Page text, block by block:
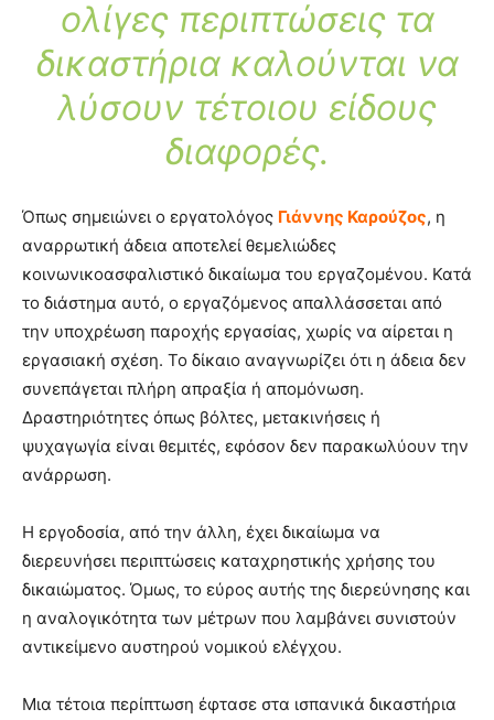
ολίγες περιπτώσεις τα
δικαστήρια καλούνται να
λύσουν τέτοιου είδους
διαφορές.
Όπως σημειώνει ο εργατολόγος Γιάννης Καρούζος, η
αναρρωτική άδεια αποτελεί θεμελιώδες
κοινωνικοασφαλιστικό δικαίωμα του εργαζομένου. Κατά
το διάστημα αυτό, ο εργαζόμενος απαλλάσσεται από
την υποχρέωση παροχής εργασίας, χωρίς να αίρεται η
εργασιακή σχέση. Το δίκαιο αναγνωρίζει ότι η άδεια δεν
συνεπάγεται πλήρη απραξία ή απομόνωση.
Δραστηριότητες όπως βόλτες, μετακινήσεις ή
ψυχαγωγία είναι θεμιτές, εφόσον δεν παρακωλύουν την
ανάρρωση.
Η εργοδοσία, από την άλλη, έχει δικαίωμα να
διερευνήσει περιπτώσεις καταχρηστικής χρήσης του
δικαιώματος. Όμως, το εύρος αυτής της διερεύνησης και
η αναλογικότητα των μέτρων που λαμβάνει συνιστούν
αντικείμενο αυστηρού νομικού ελέγχου.
Μια τέτοια περίπτωση έφτασε στα ισπανικά δικαστήρια